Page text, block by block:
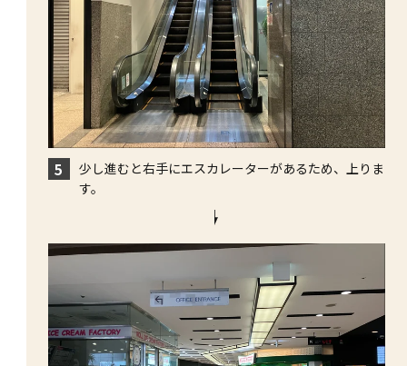
5
少し進むと右手にエスカレーターがあるため、上りま
す。